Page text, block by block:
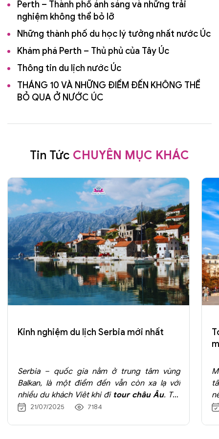
Perth – Thành phố ánh sáng và những trải
nghiệm không thể bỏ lỡ
Những thành phố du học lý tưởng nhất nước Úc
Khám phá Perth – Thủ phủ của Tây Úc
Thông tin du lịch nước Úc
THÁNG 10 VÀ NHỮNG ĐIỂM ĐẾN KHÔNG THỂ
BỎ QUA Ở NƯỚC ÚC
Tin Tức CHUYÊN MỤC KHÁC
Kinh nghiệm du lịch Serbia mới nhất
Serbia – quốc gia nằm ở trung tâm vùng
Balkan, là một điểm đến vẫn còn xa lạ với
nhiều du khách Việt khi đi tour châu Âu. Tuy
nhiên, chính nét nguyên bản, hoang sơ và bầu
21/07/2025 7184